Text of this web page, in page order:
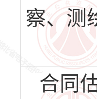
察、测
合同